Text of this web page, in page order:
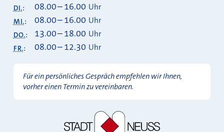
DI.: 08.00–16.00 Uhr
MI.: 08.00–16.00 Uhr
DO.: 13.00–18.00 Uhr
FR.: 08.00–12.30 Uhr
Für ein persönliches Gespräch empfehlen wir Ihnen,
vorher einen Termin zu vereinbaren.